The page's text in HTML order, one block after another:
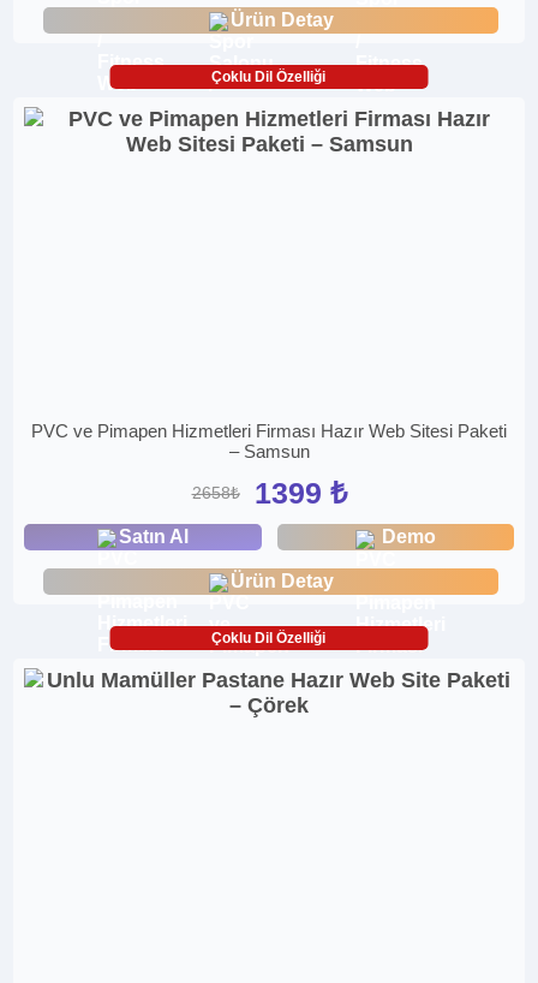
Ürün Detay
Çoklu Dil Özelliği
PVC ve Pimapen Hizmetleri Firması Hazır Web Sitesi Paketi
– Samsun
2658₺ 1399 ₺
Satın Al Demo
Ürün Detay
Çoklu Dil Özelliği